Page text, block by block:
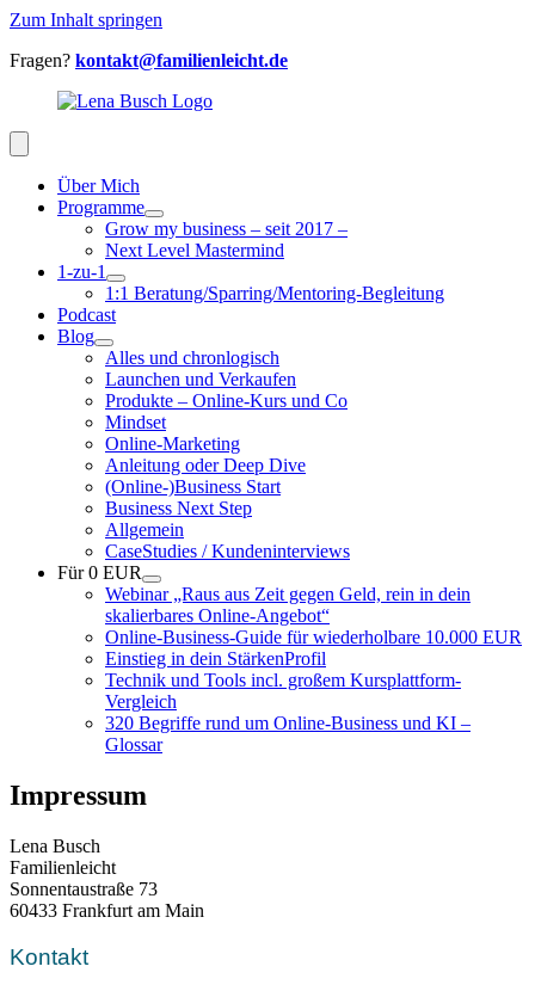
Zum Inhalt springen
Fragen? kontakt@familienleicht.de
Über Mich
Programme
Grow my business – seit 2017 –
Next Level Mastermind
1-zu-1
1:1 Beratung/Sparring/Mentoring-Begleitung
Podcast
Blog
Alles und chronlogisch
Launchen und Verkaufen
Produkte – Online-Kurs und Co
Mindset
Online-Marketing
Anleitung oder Deep Dive
(Online-)Business Start
Business Next Step
Allgemein
CaseStudies / Kundeninterviews
Für 0 EUR
Webinar „Raus aus Zeit gegen Geld, rein in dein
skalierbares Online-Angebot“
Online-Business-Guide für wiederholbare 10.000 EUR
Einstieg in dein StärkenProfil
Technik und Tools incl. großem Kursplattform-
Vergleich
320 Begriffe rund um Online-Business und KI –
Glossar
Impressum
Lena Busch
Familienleicht
Sonnentaustraße 73
60433 Frankfurt am Main
Kontakt